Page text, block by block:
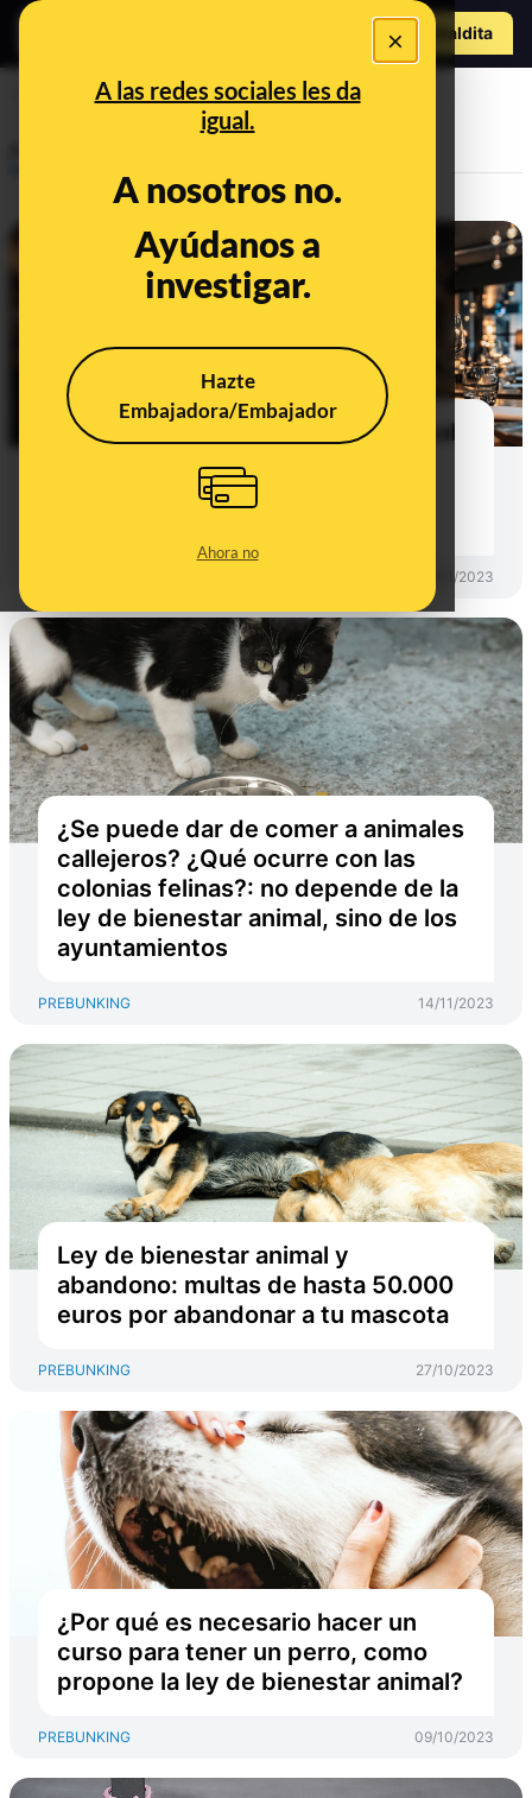
×
A las redes sociales les da
igual.
A nosotros no.
Ayúdanos a
investigar.
Hazte
Embajadora/Embajador
Ahora no
Hazte Maldito
ley de bienestar animal
Qué dice la ley de bienestar animal
sobre la entrada de perros en
tiendas, bares y otros
29/11/2023
¿Se puede dar de comer a animales
callejeros? ¿Qué ocurre con las
colonias felinas?: no depende de la
ley de bienestar animal, sino de los
ayuntamientos
PREBUNKING 14/11/2023
Ley de bienestar animal y
abandono: multas de hasta 50.000
euros por abandonar a tu mascota
PREBUNKING 27/10/2023
¿Por qué es necesario hacer un
curso para tener un perro, como
propone la ley de bienestar animal?
PREBUNKING 09/10/2023